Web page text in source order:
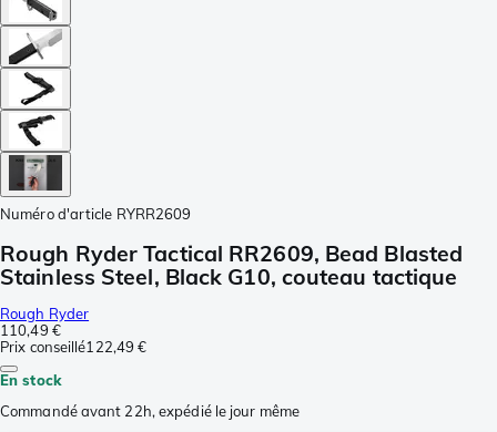
Numéro d'article RYRR2609
Rough Ryder Tactical RR2609, Bead Blasted
Stainless Steel, Black G10, couteau tactique
Rough Ryder
110,49 €
Prix conseillé122,49 €
En stock
Commandé avant 22h, expédié le jour même